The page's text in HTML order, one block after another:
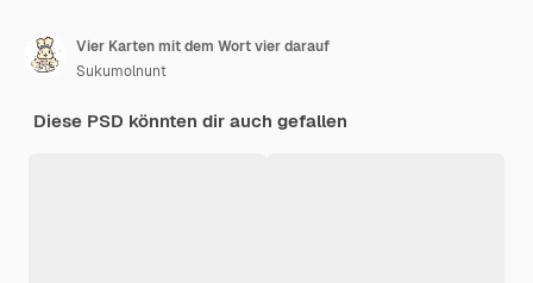
Vier Karten mit dem Wort vier darauf
Sukumolnunt
Diese PSD könnten dir auch gefallen